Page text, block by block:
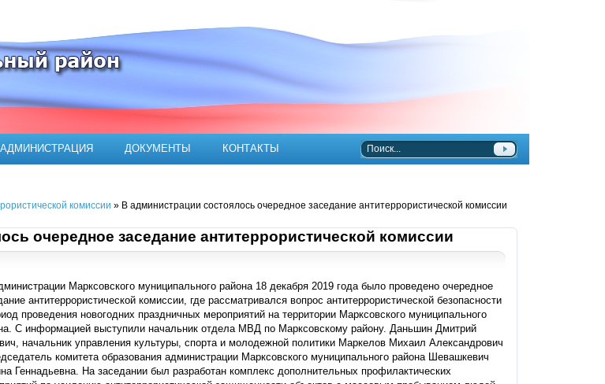
района
АДМИНИСТРАЦИЯ ДОКУМЕНТЫ КОНТАКТЫ
комиссии » В администрации состоялось очередное заседание антитеррористической комиссии
очередное заседание антитеррористической комиссии
Марксовского муниципального района 18 декабря 2019 года было проведено очередное
антитеррористической комиссии, где рассматривался вопрос антитеррористической безопасности
проведения новогодних праздничных мероприятий на территории Марксовского муниципального
С информацией выступили начальник отдела МВД по Марксовскому району. Даньшин Дмитрий
начальник управления культуры, спорта и молодежной политики Маркелов Михаил Александрович
комитета образования администрации Марксовского муниципального района Шевашкевич
Геннадьевна. На заседании был разработан комплекс дополнительных профилактических